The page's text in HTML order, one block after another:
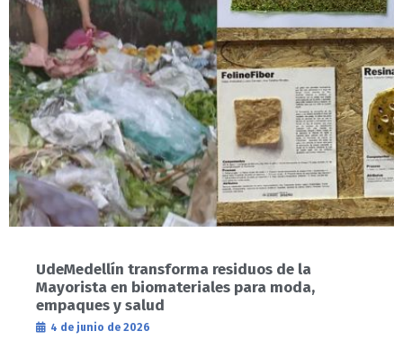
UdeMedellín transforma residuos de la
Mayorista en biomateriales para moda,
empaques y salud
4 de junio de 2026